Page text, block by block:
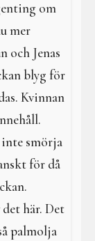
om
mer
och Jenas
blyg för
Kvinnan
smörja
för då
här. Det
palmolja